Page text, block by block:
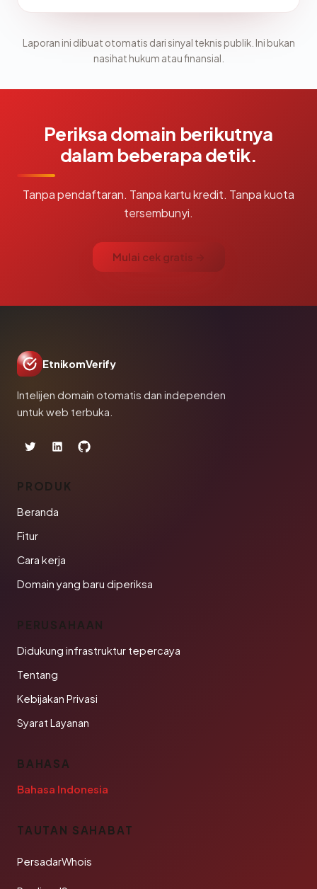
Laporan ini dibuat otomatis dari sinyal teknis publik. Ini bukan
nasihat hukum atau finansial.
Periksa domain berikutnya
dalam beberapa detik.
Tanpa pendaftaran. Tanpa kartu kredit. Tanpa kuota
tersembunyi.
Mulai cek gratis →
EtnikomVerify
Intelijen domain otomatis dan independen
untuk web terbuka.
PRODUK
Beranda
Fitur
Cara kerja
Domain yang baru diperiksa
PERUSAHAAN
Didukung infrastruktur tepercaya
Tentang
Kebijakan Privasi
Syarat Layanan
BAHASA
Bahasa Indonesia
TAUTAN SAHABAT
PersadarWhois